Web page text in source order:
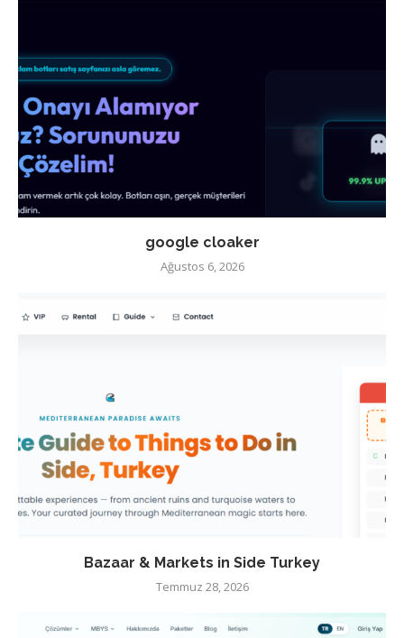
google cloaker
Ağustos 6, 2026
Bazaar & Markets in Side Turkey
Temmuz 28, 2026